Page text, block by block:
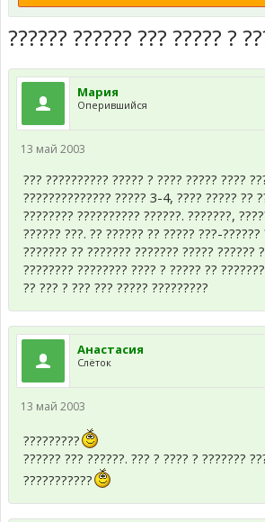
?????? ?????? ??? ????? ?
Мария
Оперившийся
13 май 2003
??? ?????????? ????? ? ???? ????? ????
?????????????? ????? 3-4, ???? ????? ??
???????? ?????????? ??????. ???????,
?????? ???. ?? ?????? ?? ????? ???-
??????? ?? ??????? ??????? ????? ??????
???????? ???????? ???? ? ????? ??
?? ??? ? ??? ??? ????? ?????????
Анастасия
Слёток
13 май 2003
?????????
?????? ??? ??????. ??? ? ???? ? ???????
???????????